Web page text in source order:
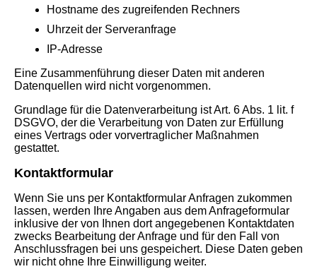
Hostname des zugreifenden Rechners
Uhrzeit der Serveranfrage
IP-Adresse
Eine Zusammenführung dieser Daten mit anderen
Datenquellen wird nicht vorgenommen.
Grundlage für die Datenverarbeitung ist Art. 6 Abs. 1 lit. f
DSGVO, der die Verarbeitung von Daten zur Erfüllung
eines Vertrags oder vorvertraglicher Maßnahmen
gestattet.
Kontaktformular
Wenn Sie uns per Kontaktformular Anfragen zukommen
lassen, werden Ihre Angaben aus dem Anfrageformular
inklusive der von Ihnen dort angegebenen Kontaktdaten
zwecks Bearbeitung der Anfrage und für den Fall von
Anschlussfragen bei uns gespeichert. Diese Daten geben
wir nicht ohne Ihre Einwilligung weiter.